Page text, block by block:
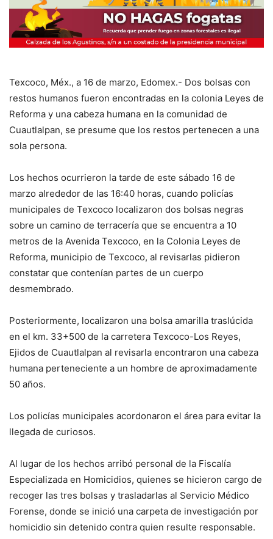
Texcoco, Méx., a 16 de marzo, Edomex.- Dos bolsas con
restos humanos fueron encontradas en la colonia Leyes de
Reforma y una cabeza humana en la comunidad de
Cuautlalpan, se presume que los restos pertenecen a una
sola persona.
Los hechos ocurrieron la tarde de este sábado 16 de
marzo alrededor de las 16:40 horas, cuando policías
municipales de Texcoco localizaron dos bolsas negras
sobre un camino de terracería que se encuentra a 10
metros de la Avenida Texcoco, en la Colonia Leyes de
Reforma, municipio de Texcoco, al revisarlas pidieron
constatar que contenían partes de un cuerpo
desmembrado.
Posteriormente, localizaron una bolsa amarilla traslúcida
en el km. 33+500 de la carretera Texcoco-Los Reyes,
Ejidos de Cuautlalpan al revisarla encontraron una cabeza
humana perteneciente a un hombre de aproximadamente
50 años.
Los policías municipales acordonaron el área para evitar la
llegada de curiosos.
Al lugar de los hechos arribó personal de la Fiscalía
Especializada en Homicidios, quienes se hicieron cargo de
recoger las tres bolsas y trasladarlas al Servicio Médico
Forense, donde se inició una carpeta de investigación por
homicidio sin detenido contra quien resulte responsable.